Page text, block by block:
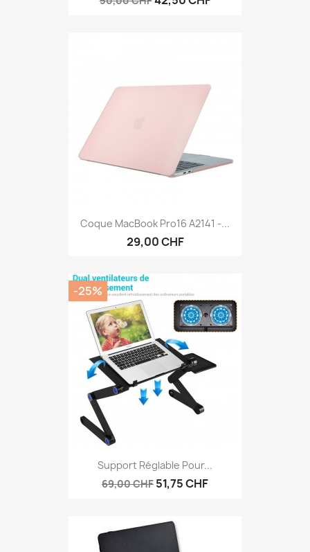
Coque MacBook Pro16 A2141 -...
29,00 CHF
Support Réglable Pour...
69,00 CHF 51,75 CHF
-25%